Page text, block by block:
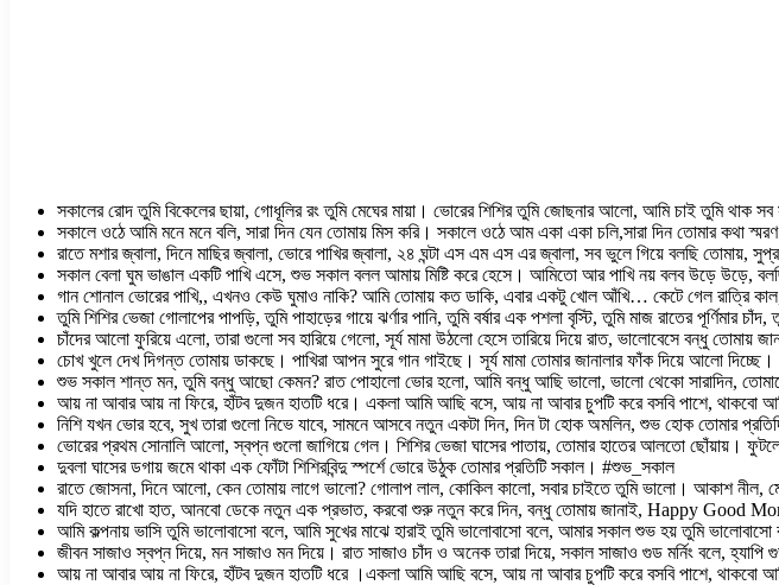
সকালের রোদ তুমি বিকেলের ছায়া, গোধূলির রং তুমি মেঘের মায়া। ভোরের শিশির তুমি জোছনার আলো, আমি চাই তুমি থাক
সকালে ওঠে আমি মনে মনে বলি, সারা দিন যেন তোমায় মিস করি। সকালে ওঠে আম একা একা চলি,সারা দিন তোমার কথা
রাতে মশার জ্বালা, দিনে মাছির জ্বালা, ভোরে পাখির জ্বালা, ২৪ ঘন্টা এস এম এস এর জ্বালা, সব ভুলে গিয়ে বলছি তোমায়,
সকাল বেলা ঘুম ভাঙাল একটি পাখি এসে, শুভ সকাল বলল আমায় মিষ্টি করে হেসে। আমিতো আর পাখি নয় বলব উড়ে উড়ে,
গান শোনাল ভোরের পাখি,, এখনও কেউ ঘুমাও নাকি? আমি তোমায় কত ডাকি, এবার একটু খোল আঁখি… কেটে গেল রাত্রি
তুমি শিশির ভেজা গোলাপের পাপড়ি, তুমি পাহাড়ের গায়ে ঝর্ণার পানি, তুমি বর্ষার এক পশলা বৃস্টি, তুমি মাজ রাতের
চাঁদের আলো ফুরিয়ে এলো, তারা গুলো সব হারিয়ে গেলো, সূর্য মামা উঠলো হেসে তারিয়ে দিয়ে রাত, ভালোবেসে বন্ধু তোমায়
চোখ খুলে দেখ দিগন্ত তোমায় ডাকছে। পাখিরা আপন সুরে গান গাইছে। সূর্য মামা তোমার জানালার ফাঁক দিয়ে আলো
শুভ সকাল শান্ত মন, তুমি বন্ধু আছো কেমন? রাত পোহালো ভোর হলো, আমি বন্ধু আছি ভালো, ভালো থেকো সারাদিন,
আয় না আবার আয় না ফিরে, হাঁটব দুজন হাতটি ধরে। একলা আমি আছি বসে, আয় না আবার চুপটি করে বসবি পাশে, থাকবো
নিশি যখন ভোর হবে, সুখ তারা গুলো নিভে যাবে, সামনে আসবে নতুন একটা দিন, দিন টা হোক অমলিন, শুভ হোক তোমার
ভোরের প্রথম সোনালি আলো, স্বপ্ন গুলো জাগিয়ে গেল। শিশির ভেজা ঘাসের পাতায়, তোমার হাতের আলতো ছোঁয়ায়।
দুবলা ঘাসের ডগায় জমে থাকা এক ফোঁটা শিশিরবিন্দু স্পর্শে ভোরে উঠুক তোমার প্রতিটি সকাল। #শুভ_সকাল
রাতে জোসনা, দিনে আলো, কেন তোমায় লাগে ভালো? গোলাপ লাল, কোকিল কালো, সবার চাইতে তুমি ভালো। আকাশ নীল,
যদি হাতে রাখো হাত, আনবো ডেকে নতুন এক প্রভাত, করবো শুরু নতুন করে দিন, বন্ধু তোমায় জানাই, Happy Good
আমি কল্পনায় ভাসি তুমি ভালোবাসো বলে, আমি সুখের মাঝে হারাই তুমি ভালোবাসো বলে, আমার সকাল শুভ হয় তুমি
জীবন সাজাও স্বপ্ন দিয়ে, মন সাজাও মন দিয়ে। রাত সাজাও চাঁদ ও অনেক তারা দিয়ে, সকাল সাজাও গুড মর্নিং বলে,
আয় না আবার আয় না ফিরে, হাঁটব দুজন হাতটি ধরে ।একলা আমি আছি বসে, আয় না আবার চুপটি করে বসবি পাশে, থাকবো